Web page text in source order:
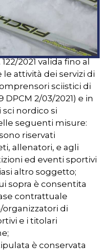
2021 valida fino al
le attività dei servizi di
sciistici di
DPCM 2/03/2021) e in
nordico si
seguenti misure:
riservati
allenatori, e agli
ed eventi sportivi
altro soggetto;
sopra è consentita
contrattuale
di
e i titolari
è conservata